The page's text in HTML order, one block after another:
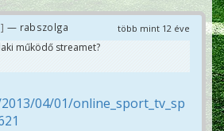
több mint 12 éve
— rabszolga
működő streamet?
04/01/online_sport_tv_sp